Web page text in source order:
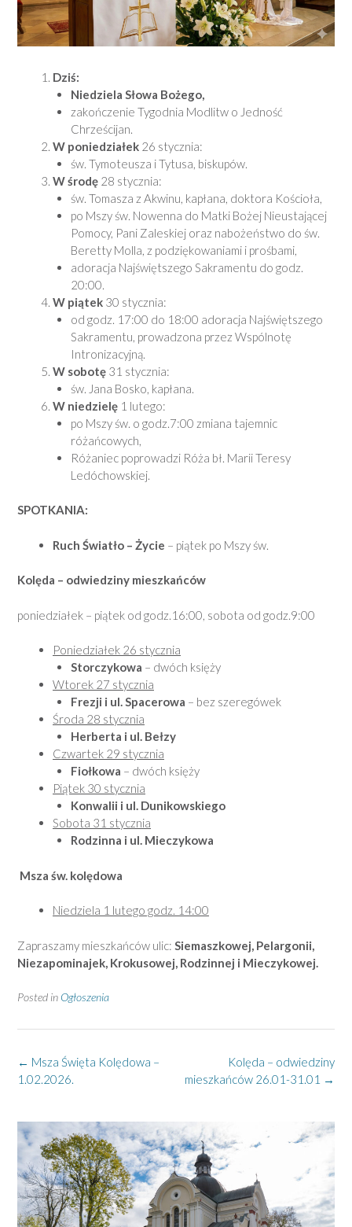
Dziś:
Niedziela Słowa Bożego,
zakończenie Tygodnia Modlitw o Jedność
Chrześcijan.
W poniedziałek 26 stycznia:
św. Tymoteusza i Tytusa, biskupów.
W środę 28 stycznia:
św. Tomasza z Akwinu, kapłana, doktora Kościoła,
po Mszy św. Nowenna do Matki Bożej Nieustającej
Pomocy, Pani Zaleskiej oraz nabożeństwo do św.
Beretty Molla, z podziękowaniami i prośbami,
adoracja Najświętszego Sakramentu do godz.
20:00.
W piątek 30 stycznia:
od godz. 17:00 do 18:00 adoracja Najświętszego
Sakramentu, prowadzona przez Wspólnotę
Intronizacyjną.
W sobotę 31 stycznia:
św. Jana Bosko, kapłana.
W niedzielę 1 lutego:
po Mszy św. o godz.7:00 zmiana tajemnic
różańcowych,
Różaniec poprowadzi Róża bł. Marii Teresy
Ledóchowskiej.
SPOTKANIA:
Ruch Światło – Życie – piątek po Mszy św.
Kolęda – odwiedziny mieszkańców
poniedziałek – piątek od godz.16:00, sobota od godz.9:00
Poniedziałek 26 stycznia
Storczykowa – dwóch księży
Wtorek 27 stycznia
Frezji i ul. Spacerowa – bez szeregówek
Środa 28 stycznia
Herberta i ul. Bełzy
Czwartek 29 stycznia
Fiołkowa – dwóch księży
Piątek 30 stycznia
Konwalii i ul. Dunikowskiego
Sobota 31 stycznia
Rodzinna i ul. Mieczykowa
Msza św. kolędowa
Niedziela 1 lutego godz. 14:00
Zapraszamy mieszkańców ulic: Siemaszkowej, Pelargonii,
Niezapominajek, Krokusowej, Rodzinnej i Mieczykowej.
Posted in Ogłoszenia
Post
navigation
Kolęda – odwiedziny
mieszkańców 26.01-31.01 →
← Msza Święta Kolędowa –
1.02.2026.